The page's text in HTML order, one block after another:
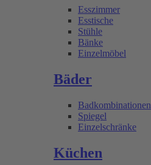
Esszimmer
Esstische
Stühle
Bänke
Einzelmöbel
Bäder
Badkombinationen
Spiegel
Einzelschränke
Küchen